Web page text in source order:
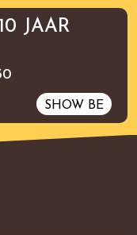
JAAR
SHOW BE